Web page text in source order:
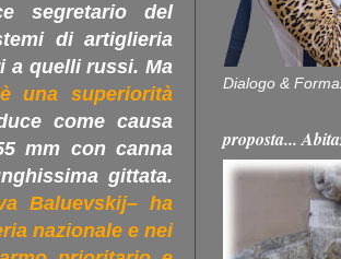
segretario del
di artiglieria
a quelli russi. Ma
una superiorità
come causa
mm con canna
gittata.
Baluevskij– ha
nazionale e nei
Dialogo &
proposta...